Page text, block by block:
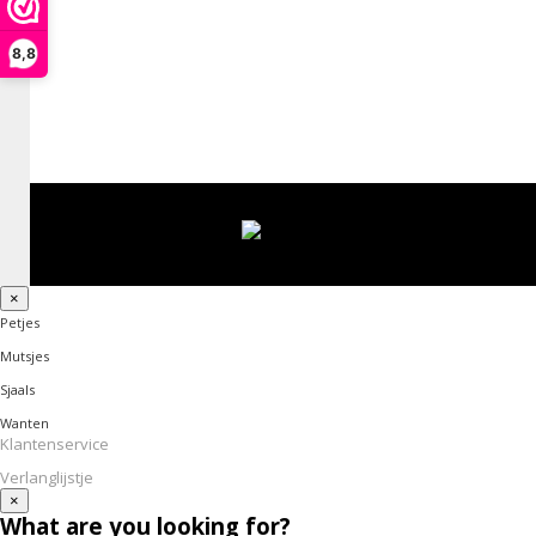
8,8
×
Petjes
Mutsjes
Sjaals
Wanten
Klantenservice
Verlanglijstje
×
What are you looking for?